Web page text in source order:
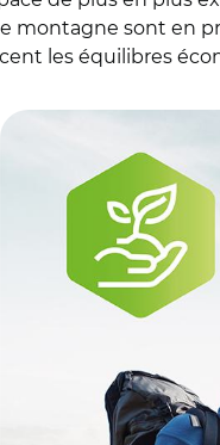
montagne sont en
les équilibres